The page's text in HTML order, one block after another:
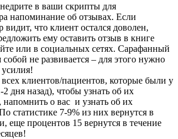
в ваши скрипты для
напоминание об отзывах. Если
видит, что клиент остался доволен,
ему оставить отзыв в книге
или в социальных сетях. Сарафанный
не развивается – для этого нужно
клиентов/пациентов, которые были у
2 дня назад), чтобы узнать об их
напомнить о вас и узнать об их
статистике 7-9% из них вернутся в
еще процентов 15 вернутся в течение